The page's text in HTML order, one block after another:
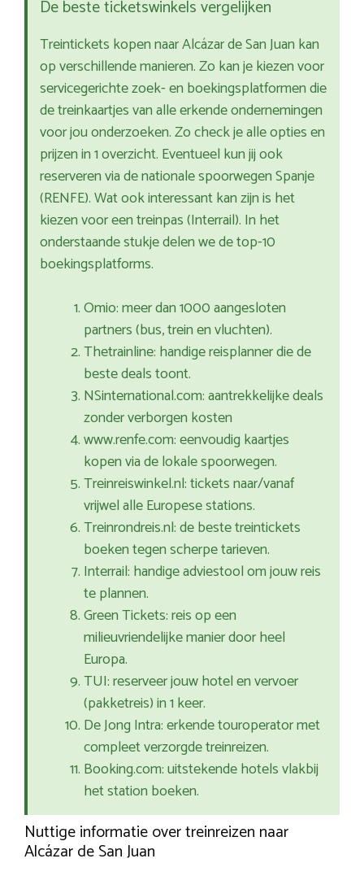
De beste ticketswinkels vergelijken
Treintickets kopen naar Alcázar de San Juan kan
op verschillende manieren. Zo kan je kiezen voor
servicegerichte zoek- en boekingsplatformen die
de treinkaartjes van alle erkende ondernemingen
voor jou onderzoeken. Zo check je alle opties en
prijzen in 1 overzicht. Eventueel kun jij ook
reserveren via de nationale spoorwegen Spanje
(RENFE). Wat ook interessant kan zijn is het
kiezen voor een treinpas (Interrail). In het
onderstaande stukje delen we de top-10
boekingsplatforms.
Omio: meer dan 1000 aangesloten
partners (bus, trein en vluchten).
Thetrainline: handige reisplanner die de
beste deals toont.
NSinternational.com: aantrekkelijke deals
zonder verborgen kosten
www.renfe.com: eenvoudig kaartjes
kopen via de lokale spoorwegen.
Treinreiswinkel.nl: tickets naar/vanaf
vrijwel alle Europese stations.
Treinrondreis.nl: de beste treintickets
boeken tegen scherpe tarieven.
Interrail: handige adviestool om jouw reis
te plannen.
Green Tickets: reis op een
milieuvriendelijke manier door heel
Europa.
TUI: reserveer jouw hotel en vervoer
(pakketreis) in 1 keer.
De Jong Intra: erkende touroperator met
compleet verzorgde treinreizen.
Booking.com: uitstekende hotels vlakbij
het station boeken.
Nuttige informatie over treinreizen naar
Alcázar de San Juan